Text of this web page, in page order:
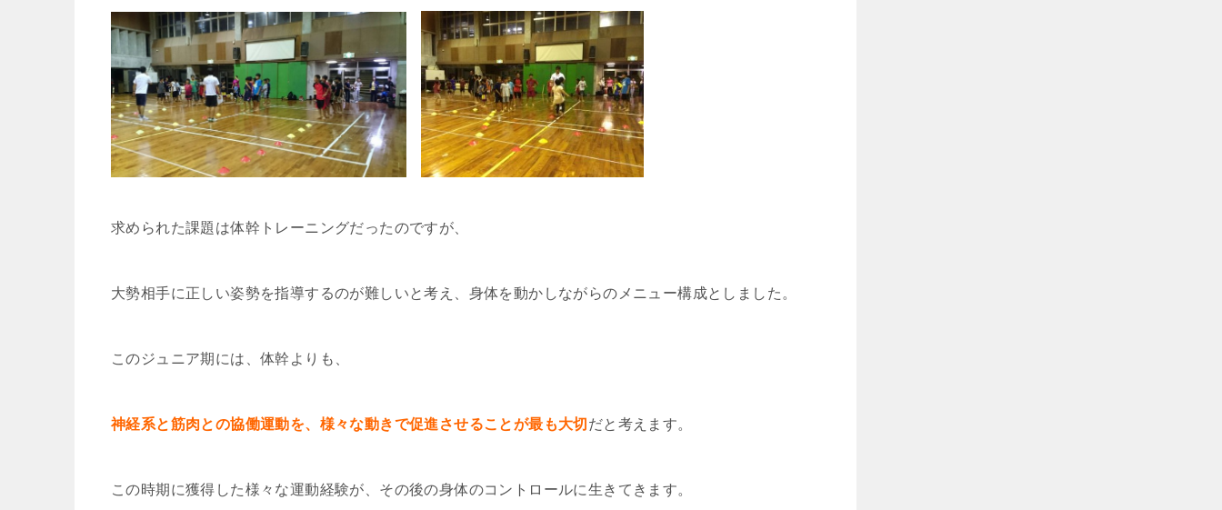
求められた課題は体幹トレーニングだったのですが、
大勢相手に正しい姿勢を指導するのが難しいと考え、身体を動かしながらのメニュー構成としました。
このジュニア期には、体幹よりも、
神経系と筋肉との協働運動を、様々な動きで促進させることが最も大切 だと考えます。
この時期に獲得した様々な運動経験が、その後の身体のコントロールに生きてきます。